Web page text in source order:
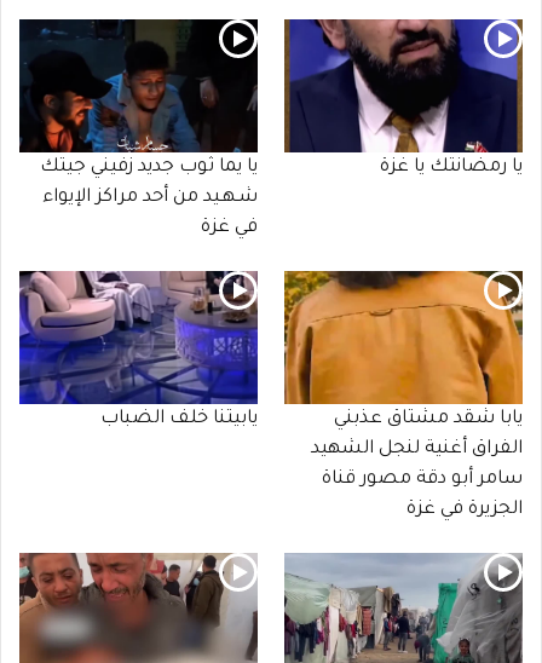
يا رمضانتك يا غزة
يا يما ثوب جديد زفيني جيتك
شـهـيد من أحد مراكز الإيواء
في غزة
يابا شقد مشتاق عذبني
الفراق أغنية لنجل الشهيد
سامر أبو دقة مصور قناة
الجزيرة في غزة
يابيتنا خلف الضباب